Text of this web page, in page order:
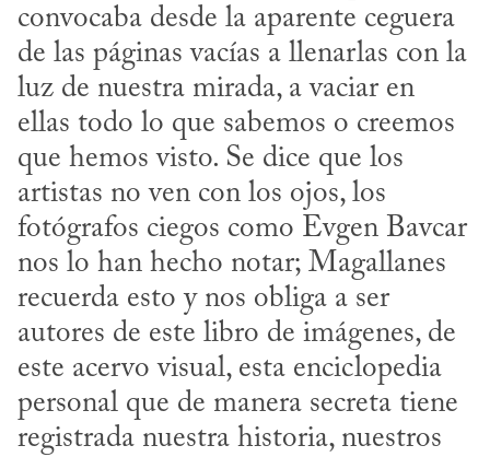
convocaba desde la aparente ceguera
de las páginas vacías a llenarlas con la
luz de nuestra mirada, a vaciar en
ellas todo lo que sabemos o creemos
que hemos visto. Se dice que los
artistas no ven con los ojos, los
fotógrafos ciegos como Evgen Bavcar
nos lo han hecho notar; Magallanes
recuerda esto y nos obliga a ser
autores de este libro de imágenes, de
este acervo visual, esta enciclopedia
personal que de manera secreta tiene
registrada nuestra historia, nuestros